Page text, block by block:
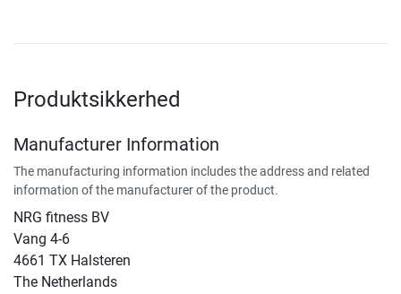
Produktsikkerhed
Manufacturer Information
The manufacturing information includes the address and related
information of the manufacturer of the product.
NRG fitness BV
Vang 4-6
4661 TX Halsteren
The Netherlands